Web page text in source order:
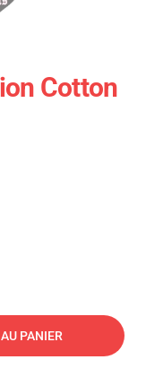
Cotton
PANIER